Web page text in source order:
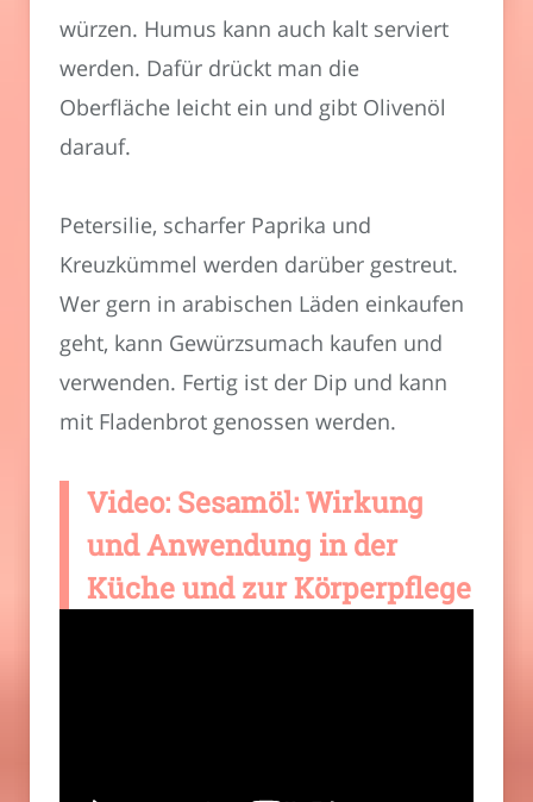
würzen. Humus kann auch kalt serviert
werden. Dafür drückt man die
Oberfläche leicht ein und gibt Olivenöl
darauf.
Petersilie, scharfer Paprika und
Kreuzkümmel werden darüber gestreut.
Wer gern in arabischen Läden einkaufen
geht, kann Gewürzsumach kaufen und
verwenden. Fertig ist der Dip und kann
mit Fladenbrot genossen werden.
Video: Sesamöl: Wirkung
und Anwendung in der
Küche und zur Körperpflege